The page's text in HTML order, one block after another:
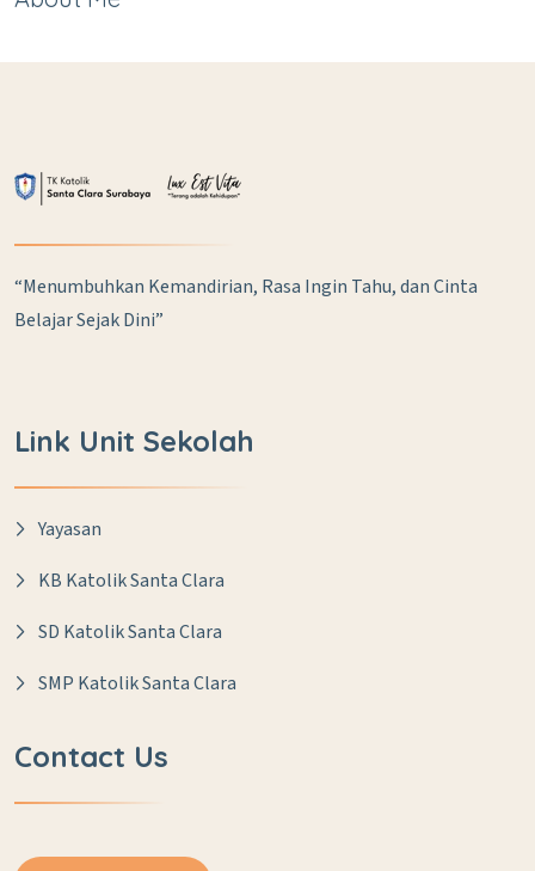
“Menumbuhkan Kemandirian, Rasa Ingin Tahu, dan Cinta
Belajar Sejak Dini”
Link Unit Sekolah
Yayasan
KB Katolik Santa Clara
SD Katolik Santa Clara
SMP Katolik Santa Clara
Contact Us